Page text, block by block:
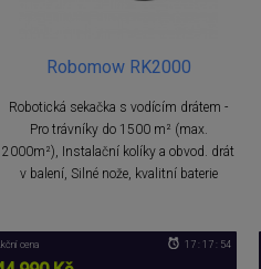
Robomow RK2000
Robotická sekačka s vodícím drátem -
Pro trávníky do 1500 m² (max.
2000m²), Instalační kolíky a obvod. drát
v balení, Silné nože, kvalitní baterie
cena 17 : 17 : 52